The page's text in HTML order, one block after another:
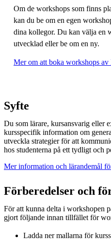
Om de workshops som finns
kan du be om en egen
dina kollegor. Du kan välja en
utvecklad eller be om en ny.
Mer om att boka workshops av
Syfte
Du som lärare, kursansvarig eller
kursspecifik information om
utveckla strategier för att
hos studenterna på ett tydligt och
Mer information och lärandemål
Förberedelser och
För att kunna delta i workshopen
gjort följande innan tillfället för
Ladda ner mallarna för